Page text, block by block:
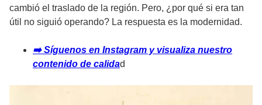
cambió el traslado de la región. Pero, ¿por qué si era tan
útil no siguió operando? La respuesta es la modernidad.
➡️ Síguenos en Instagram y visualiza nuestro
contenido de calidad